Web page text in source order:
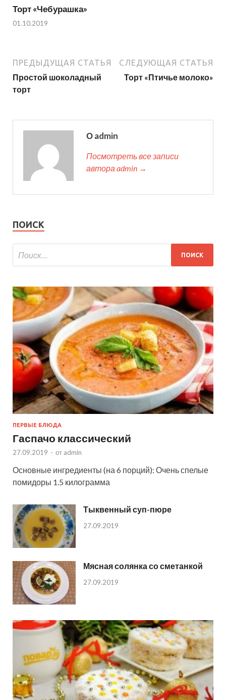
Торт «Чебурашка»
01.10.2019
ПРЕДЫДУЩАЯ СТАТЬЯ
Простой шоколадный
торт
СЛЕДУЮЩАЯ СТАТЬЯ
Торт «Птичье молоко»
О admin
Посмотреть все записи
автора admin →
ПОИСК
ПЕРВЫЕ БЛЮДА
Гаспачо классический
27.09.2019 - от admin
Основные ингредиенты (на 6 порций): Очень спелые
помидоры 1.5 килограмма
Тыквенный суп-пюре
27.09.2019
Мясная солянка со сметанкой
27.09.2019